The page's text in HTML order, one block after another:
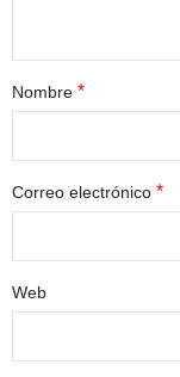
Nombre *
Correo electrónico *
Web